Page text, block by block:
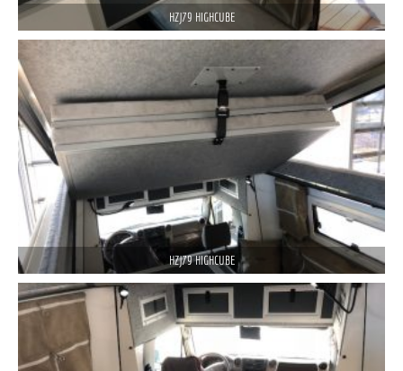
HZJ79 HIGHCUBE
HZJ79 HIGHCUBE